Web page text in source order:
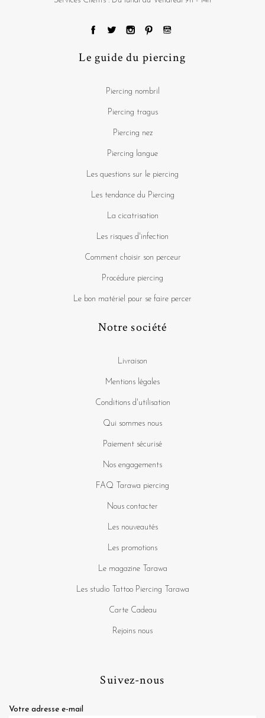
Le guide du piercing
Piercing nombril
Piercing tragus
Piercing nez
Piercing langue
Les questions sur le piercing
Les tendance du Piercing
La cicatrisation
Les risques d'infection
Comment choisir son perceur
Procédure piercing
Le bon matériel pour se faire percer
Notre société
Livraison
Mentions légales
Conditions d'utilisation
Qui sommes nous
Paiement sécurisé
Nos engagements
FAQ Tarawa piercing
Nous contacter
Les nouveautés
Les promotions
Le magazine Tarawa
Les studio Tattoo Piercing Tarawa
Carte Cadeau
Rejoins nous
Suivez-nous
Votre adresse e-mail